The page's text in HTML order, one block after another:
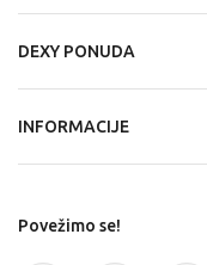
DEXY PONUDA
INFORMACIJE
Povežimo se!